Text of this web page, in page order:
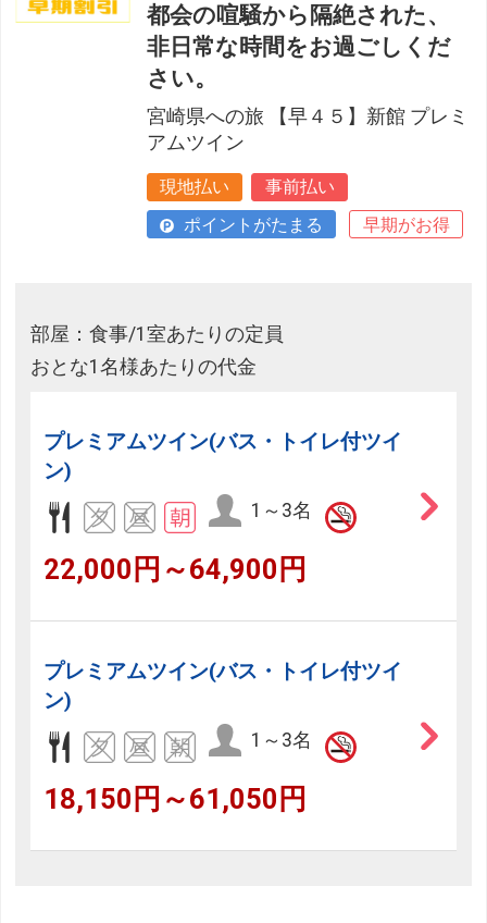
都会の喧騒から隔絶された、
非日常な時間をお過ごしくだ
さい。
宮崎県への旅 【早４５】新館 プレミ
アムツイン
現地払い
事前払い
ポイントがたまる
早期がお得
部屋：食事/1室あたりの定員
おとな1名様あたりの代金
プレミアムツイン(バス・トイレ付ツイ
ン)
1～3名
22,000円～64,900円
プレミアムツイン(バス・トイレ付ツイ
ン)
1～3名
18,150円～61,050円